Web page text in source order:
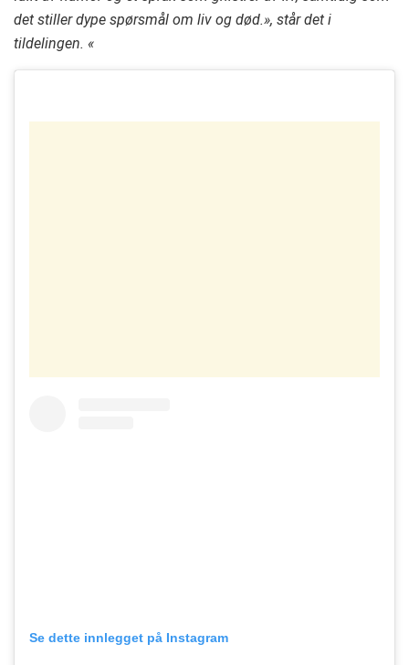
det stiller dype spørsmål om liv og død.», står det i
tildelingen. «
Se dette innlegget på Instagram